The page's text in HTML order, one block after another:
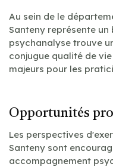
Au sein de le
Santeny représente
psychanalyse trouve
conjugue qualité de
majeurs pour les
Opportunités
Les perspectives
Santeny sont
accompagnement